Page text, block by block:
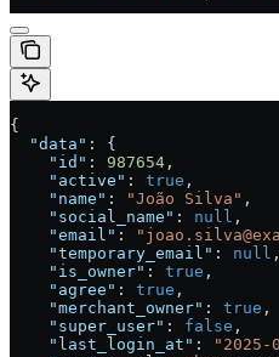
{
  "data"
: {
    "id"
: 987654 ,
    "active"
: true ,
    "name"
: "João Silva" ,
    "social_name"
: null ,
    "email"
:
    "temporary_email"
: null ,
    "is_owner"
: true ,
    "agree"
: true ,
    "merchant_owner"
: true ,
    "super_user"
: false ,
    "last_login_at"
: "2025-